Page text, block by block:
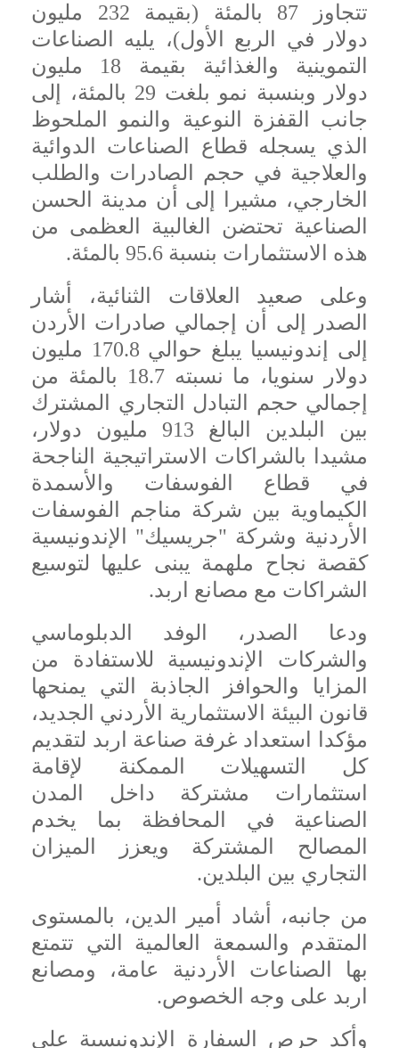
تتجاوز 87 بالمئة (بقيمة 232 مليون
دولار في الربع الأول)، يليه الصناعات
التموينية والغذائية بقيمة 18 مليون
دولار وبنسبة نمو بلغت 29 بالمئة، إلى
جانب القفزة النوعية والنمو الملحوظ
الذي يسجله قطاع الصناعات الدوائية
والعلاجية في حجم الصادرات والطلب
الخارجي، مشيرا إلى أن مدينة الحسن
الصناعية تحتضن الغالبية العظمى من
هذه الاستثمارات بنسبة 95.6 بالمئة.
وعلى صعيد العلاقات الثنائية، أشار
الصدر إلى أن إجمالي صادرات الأردن
إلى إندونيسيا يبلغ حوالي 170.8 مليون
دولار سنويا، ما نسبته 18.7 بالمئة من
إجمالي حجم التبادل التجاري المشترك
بين البلدين البالغ 913 مليون دولار،
مشيدا بالشراكات الاستراتيجية الناجحة
في قطاع الفوسفات والأسمدة
الكيماوية بين شركة مناجم الفوسفات
الأردنية وشركة "جريسيك" الإندونيسية
كقصة نجاح ملهمة يبنى عليها لتوسيع
الشراكات مع مصانع اربد.
ودعا الصدر، الوفد الدبلوماسي
والشركات الإندونيسية للاستفادة من
المزايا والحوافز الجاذبة التي يمنحها
قانون البيئة الاستثمارية الأردني الجديد،
مؤكدا استعداد غرفة صناعة اربد لتقديم
كل التسهيلات الممكنة لإقامة
استثمارات مشتركة داخل المدن
الصناعية في المحافظة بما يخدم
المصالح المشتركة ويعزز الميزان
التجاري بين البلدين.
من جانبه، أشاد أمير الدين، بالمستوى
المتقدم والسمعة العالمية التي تتمتع
بها الصناعات الأردنية عامة، ومصانع
اربد على وجه الخصوص.
وأكد حرص السفارة الإندونيسية على